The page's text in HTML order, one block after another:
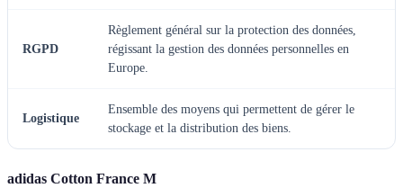
RGPD
Règlement général sur la protection des données,
régissant la gestion des données personnelles en
Europe.
Logistique
Ensemble des moyens qui permettent de gérer le
stockage et la distribution des biens.
adidas Cotton France M